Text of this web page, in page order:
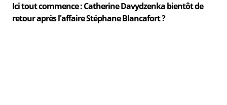
Ici tout commence : Catherine Davydzenka bientôt de
retour après l'affaire Stéphane Blancafort ?